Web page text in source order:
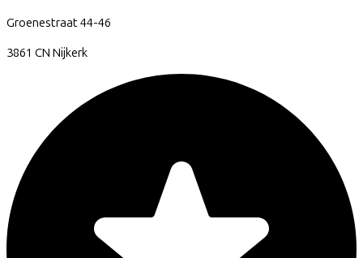
Groenestraat44-46
3861 CN Nijkerk